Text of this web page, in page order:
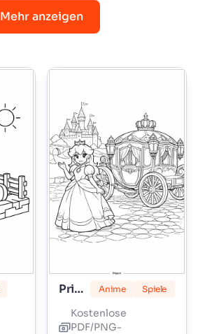
Mehr anzeigen
Prinzessin Peach Anime Spiele
Kostenlose
PDF/PNG-